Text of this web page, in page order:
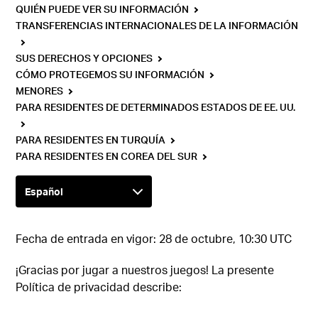
QUIÉN PUEDE VER SU INFORMACIÓN
TRANSFERENCIAS INTERNACIONALES DE LA INFORMACIÓN
SUS DERECHOS Y OPCIONES
CÓMO PROTEGEMOS SU INFORMACIÓN
MENORES
PARA RESIDENTES DE DETERMINADOS ESTADOS DE EE. UU.
PARA RESIDENTES EN TURQUÍA
PARA RESIDENTES EN COREA DEL SUR
Fecha de entrada en vigor: 28 de octubre, 10:30 UTC
¡Gracias por jugar a nuestros juegos! La presente
Política de privacidad describe: